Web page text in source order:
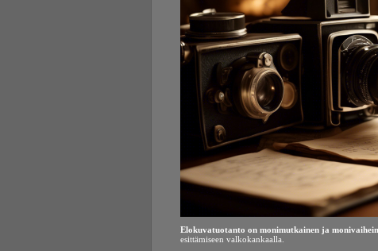
Elokuvatuotanto on monimutkainen ja
esittämiseen valkokankaalla.